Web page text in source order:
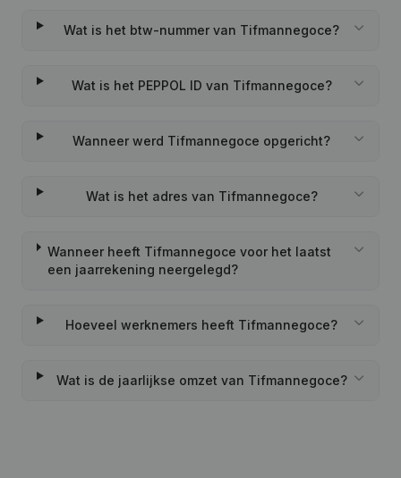
Wat is het btw-nummer van Tifmannegoce?
Wat is het PEPPOL ID van Tifmannegoce?
Wanneer werd Tifmannegoce opgericht?
Wat is het adres van Tifmannegoce?
Wanneer heeft Tifmannegoce voor het laatst
een jaarrekening neergelegd?
Hoeveel werknemers heeft Tifmannegoce?
Wat is de jaarlijkse omzet van Tifmannegoce?